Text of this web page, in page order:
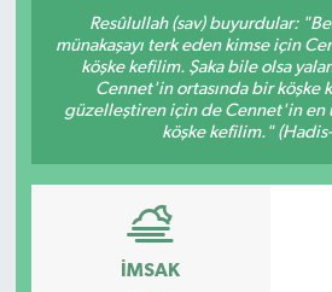
Resûlullah (sav) buyurdular:
münakaşayı terk eden kimse için
köşke kefilim. Şaka bile olsa
Cennet'in ortasında bir köşke
güzelleştiren için de Cennet'in en
köşke kefilim."
İMSAK
Yaşam
Anali̇z
Bi̇li̇m & Teknoloji̇